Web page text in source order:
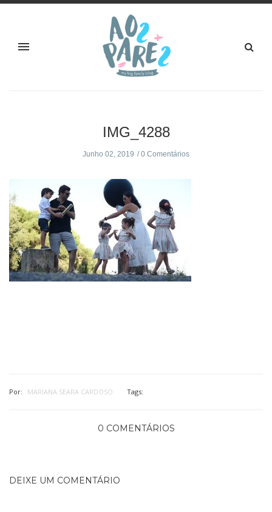
IMG_4288
Junho 02, 2019 0 Comentários
Por: MARIANA SEARA CARDOSO Tags:
0 COMENTÁRIOS
DEIXE UM COMENTÁRIO